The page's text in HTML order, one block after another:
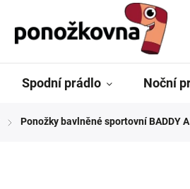
Spodní prádlo Noční
/ Ponožky bavlněné sportovní BADDY